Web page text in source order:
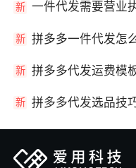
新
新
新
新 拼多多代发选品技